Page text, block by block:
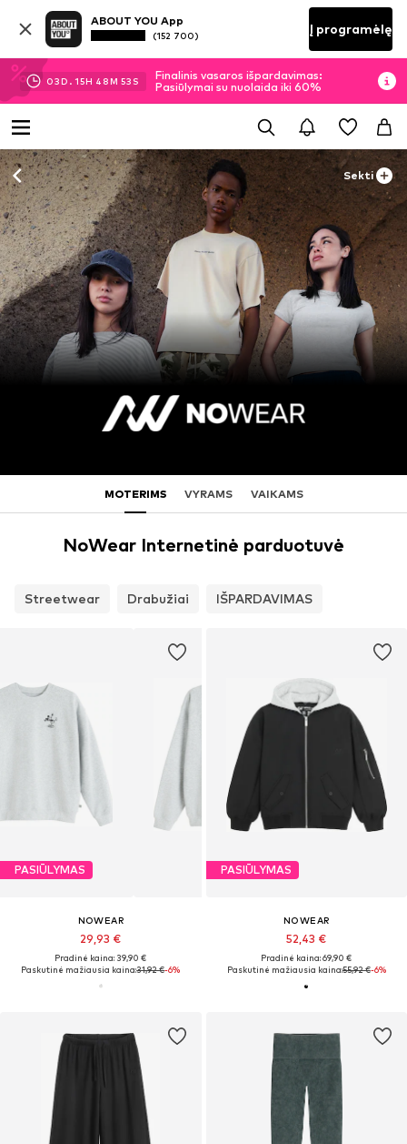
ABOUT YOU App
(152 700) Į programėlę
03D. 15H 48M 52 S
Finalinis vasaros išpardavimas:
Pasiūlymai su nuolaida iki 60%
Sekti
MOTERIMS VYRAMS VAIKAMS
NoWear Internetinė parduotuvė
Streetwear Drabužiai IŠPARDAVIMAS
PASIŪLYMAS
NOWEAR
29,93 €
Pradinė kaina: 39,90 €
Paskutinė mažiausia kaina:31,92 €-6%
PASIŪLYMAS
NOWEAR
52,43 €
Pradinė kaina: 69,90 €
Paskutinė mažiausia kaina:55,92 €-6%